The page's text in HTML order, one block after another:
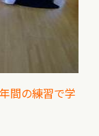
間の練習で学